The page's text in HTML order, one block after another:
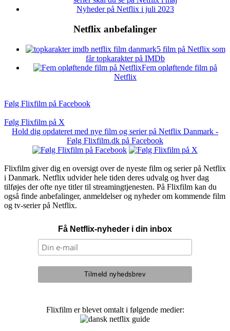
Nyheder på Netflix i juli 2023
Netflix anbefalinger
5 film på Netflix som
får topkarakter på IMDb
Fem opløftende film på
Netflix
Følg Flixfilm på Facebook
Følg Flixfilm på X
Hold dig opdateret med nye film og serier på Netflix Danmark -
Følg Flixfilm.dk på Facebook
Flixfilm giver dig en oversigt over de nyeste film og serier på Netflix
i Danmark. Netflix udvider hele tiden deres udvalg og hver dag
tilføjes der ofte nye titler til streamingtjenesten. På Flixfilm kan du
også finde anbefalinger, anmeldelser og nyheder om kommende film
og tv-serier på Netflix.
Få Netflix-nyheder i din inbox
Flixfilm er blevet omtalt i følgende medier: